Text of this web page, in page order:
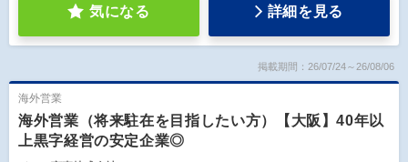
気になる 詳細を見る
掲載期間：26/07/24～26/08/06
海外営業
海外営業（将来駐在を目指したい方）【大阪】40年以
上黒字経営の安定企業◎